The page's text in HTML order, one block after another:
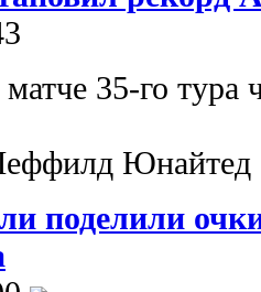
35-го
поделили